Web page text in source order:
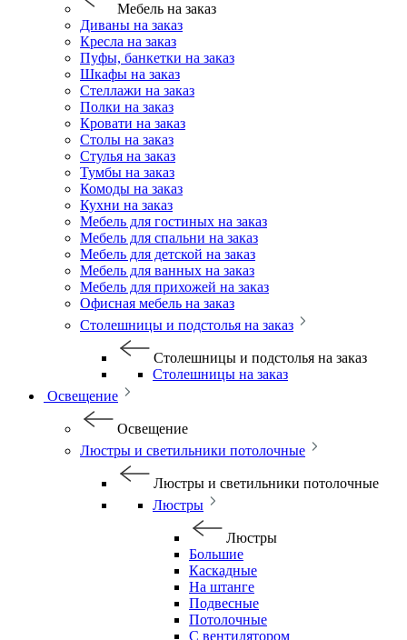
Мебель на заказ
Диваны на заказ
Кресла на заказ
Пуфы, банкетки на заказ
Шкафы на заказ
Стеллажи на заказ
Полки на заказ
Кровати на заказ
Столы на заказ
Стулья на заказ
Тумбы на заказ
Комоды на заказ
Кухни на заказ
Мебель для гостиных на заказ
Мебель для спальни на заказ
Мебель для детской на заказ
Мебель для ванных на заказ
Мебель для прихожей на заказ
Офисная мебель на заказ
Столешницы и подстолья на заказ
Столешницы и подстолья на заказ
Столешницы на заказ
Освещение
Освещение
Люстры и светильники потолочные
Люстры и светильники потолочные
Люстры
Люстры
Большие
Каскадные
На штанге
Подвесные
Потолочные
С вентилятором